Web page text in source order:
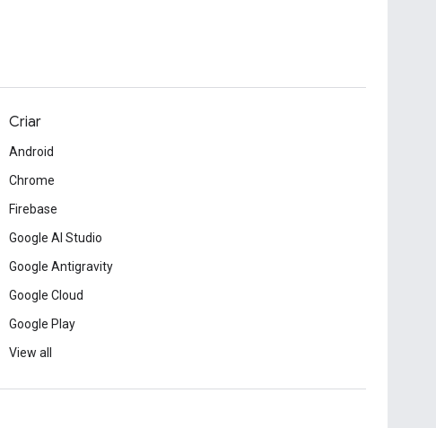
Criar
Android
Chrome
Firebase
Google AI Studio
Google Antigravity
Google Cloud
Google Play
View all